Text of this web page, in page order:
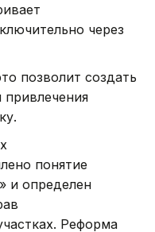
через
позволит создать
привлечения
понятие
и определен
Реформа